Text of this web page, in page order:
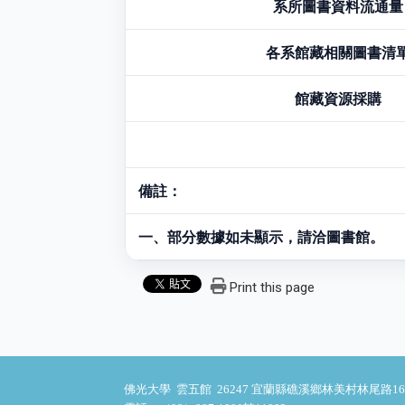
系所圖書資料流通量
各系館藏相關圖書清
館藏資源採購
備註：
一、部分數據如未顯示，請洽圖書館。
Print this page
佛光大學 雲五館 26247 宜蘭縣礁溪鄉林美村林尾路